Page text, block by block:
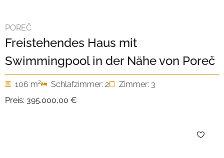
POREČ
Freistehendes Haus mit
Swimmingpool in der Nähe von Poreč
106 m2 Schlafzimmer: 2
Zimmer: 3
Preis: 395.000,00 €